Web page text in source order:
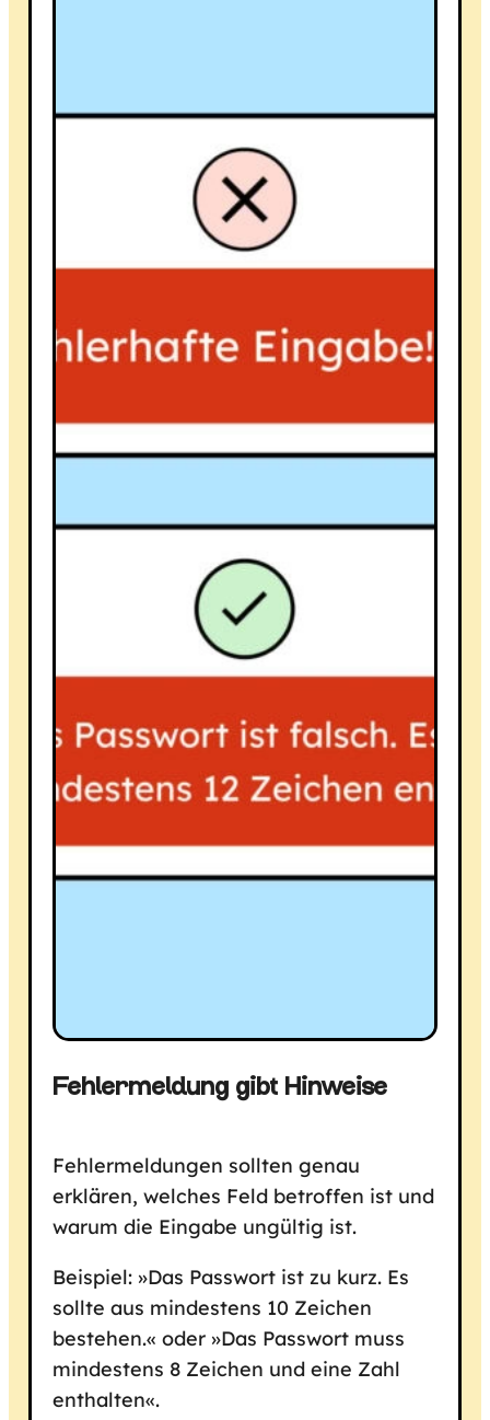
Fehlermeldung gibt Hinweise
Fehlermeldungen sollten genau
erklären, welches Feld betroffen ist und
warum die Eingabe ungültig ist.
Beispiel: »Das Passwort ist zu kurz. Es
sollte aus mindestens 10 Zeichen
bestehen.« oder »Das Passwort muss
mindestens 8 Zeichen und eine Zahl
enthalten«.